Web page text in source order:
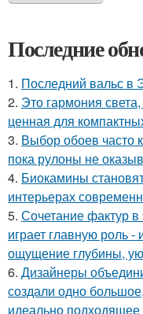
Последние
1. Последний вальс в
2. Это гармония
ценная для
3. Выбор обоев часто
пока рулоны не
4. Биокамины
интерьерах
5. Сочетание фактур
играет главную роль
ощущение глубины,
6. Дизайнеры
создали одно
идеально подходящее